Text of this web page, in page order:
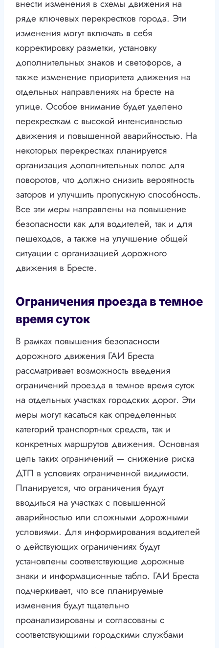
внести изменения в схемы движения на
ряде ключевых перекрестков города. Эти
изменения могут включать в себя
корректировку разметки, установку
дополнительных знаков и светофоров, а
также изменение приоритета движения на
отдельных направлениях на бресте на
улице. Особое внимание будет уделено
перекресткам с высокой интенсивностью
движения и повышенной аварийностью. На
некоторых перекрестках планируется
организация дополнительных полос для
поворотов, что должно снизить вероятность
заторов и улучшить пропускную способность.
Все эти меры направлены на повышение
безопасности как для водителей, так и для
пешеходов, а также на улучшение общей
ситуации с организацией дорожного
движения в Бресте.
Ограничения проезда в темное
время суток
В рамках повышения безопасности
дорожного движения ГАИ Бреста
рассматривает возможность введения
ограничений проезда в темное время суток
на отдельных участках городских дорог. Эти
меры могут касаться как определенных
категорий транспортных средств, так и
конкретных маршрутов движения. Основная
цель таких ограничений — снижение риска
ДТП в условиях ограниченной видимости.
Планируется, что ограничения будут
вводиться на участках с повышенной
аварийностью или сложными дорожными
условиями. Для информирования водителей
о действующих ограничениях будут
установлены соответствующие дорожные
знаки и информационные табло. ГАИ Бреста
подчеркивает, что все планируемые
изменения будут тщательно
проанализированы и согласованы с
соответствующими городскими службами